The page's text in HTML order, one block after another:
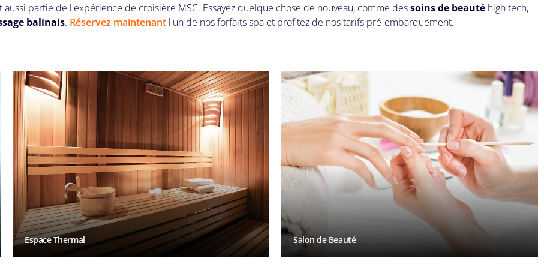
partie de l'expérience de croisière MSC. Essayez quelque chose de nouveau, comme dessoins de beautéhigh tech,
balinais. Réservez maintenant l'un de nos forfaits spa et profitez de nos tarifs pré-embarquement.
Espace Thermal Salon de Beauté